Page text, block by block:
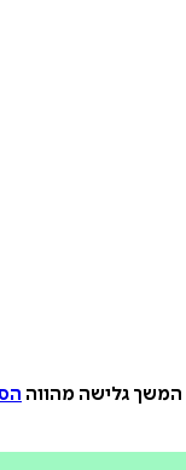
המשך גלישה מהווה